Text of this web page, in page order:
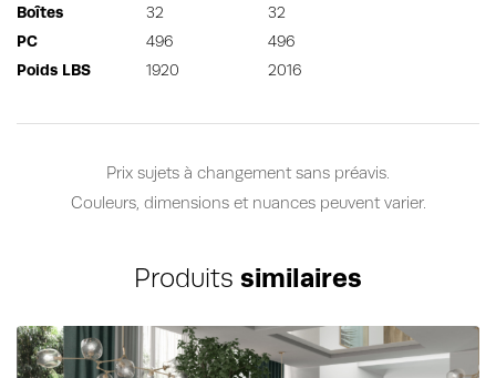
Boîtes
PC
Poids LBS
32
496
1920
32
496
2016
Prix sujets à changement sans préavis.
Couleurs, dimensions et nuances peuvent varier.
Produits similaires